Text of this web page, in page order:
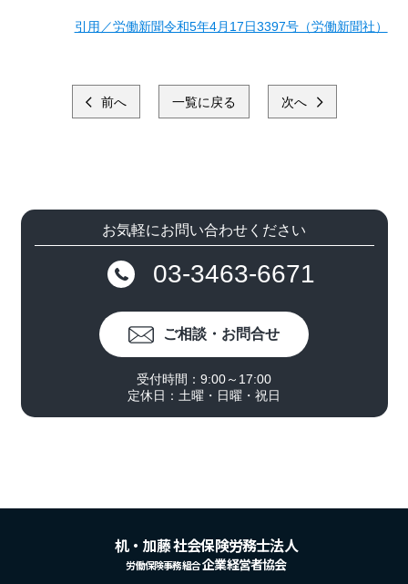
引用／労働新聞令和5年4月17日3397号（労働新聞社）
前へ 一覧に戻る 次へ
お気軽にお問い合わせください
03-3463-6671
ご相談・お問合せ
受付時間：9:00～17:00
定休日：土曜・日曜・祝日
机・加藤 社会保険労務士法人
労働保険事務組合企業経営者協会